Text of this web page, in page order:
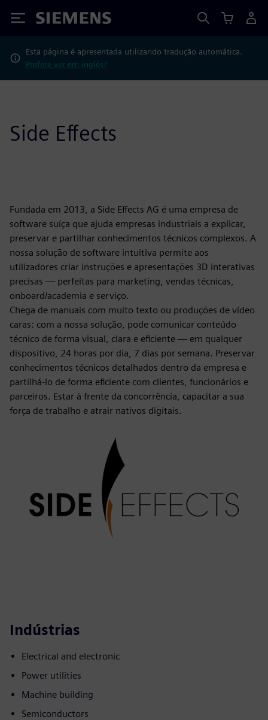
Siemens
Esta página é apresentada utilizando tradução automática.
Prefere ver em inglês?
Side Effects
Fundada em 2013, a Side Effects AG é uma empresa de
software suíça que ajuda empresas industriais a explicar,
preservar e partilhar conhecimentos técnicos complexos. A
nossa solução de software intuitiva permite aos
utilizadores criar instruções e apresentações 3D interativas
precisas — perfeitas para marketing, vendas técnicas,
onboard/academia e serviço.
Chega de manuais com muito texto ou produções de vídeo
caras: com a nossa solução, pode comunicar conteúdo
técnico de forma visual, clara e eficiente — em qualquer
dispositivo, 24 horas por dia, 7 dias por semana. Preservar
conhecimentos técnicos detalhados dentro da empresa e
partilhá-lo de forma eficiente com clientes, funcionários e
parceiros. Estar à frente da concorrência, capacitar a sua
força de trabalho e atrair nativos digitais.
Indústrias
Electrical and electronic
Power utilities
Machine building
Semiconductors